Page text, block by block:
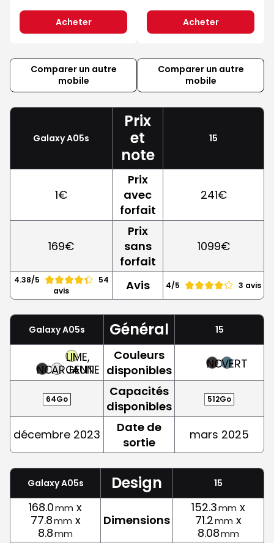
Acheter Acheter
Comparer un autre
mobile
Comparer un autre
mobile
Galaxy A05s
Prix
et
note
15
1€
Prix
avec
forfait
241€
169€
Prix
sans
forfait
1099€
4.38/5
54
avis
Avis 4/5 3 avis
Galaxy A05s Général 15
NOIRARGENT
LIME,
JAUNE
Couleurs
disponibles
NOIRVERT
64Go
Capacités
disponibles
512Go
décembre 2023
Date de
sortie
mars 2025
Galaxy A05s Design 15
168.0mm x
77.8mm x
8.8mm
Dimensions
152.3mm x
71.2mm x
8.08mm